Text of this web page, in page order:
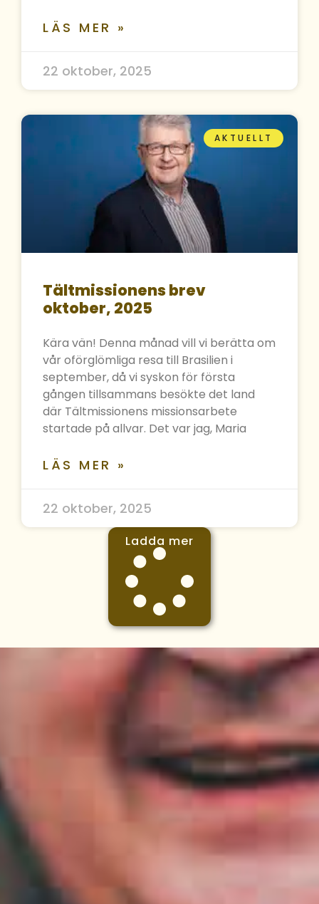
LÄS MER »
22 oktober, 2025
AKTUELLT
Tältmissionens brev
oktober, 2025
Kära vän! Denna månad vill vi berätta om
vår oförglömliga resa till Brasilien i
september, då vi syskon för första
gången tillsammans besökte det land
där Tältmissionens missionsarbete
startade på allvar. Det var jag, Maria
LÄS MER »
22 oktober, 2025
Ladda mer